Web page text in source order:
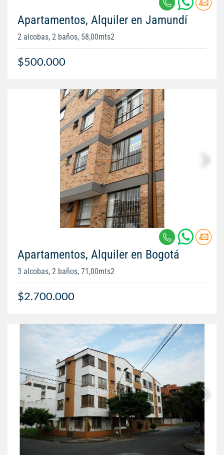
Apartamentos, Alquiler en Jamundí
2 alcobas, 2 baños, 58,00mts2
$500.000
Apartamentos, Alquiler en Bogotá
3 alcobas, 2 baños, 71,00mts2
$2.700.000